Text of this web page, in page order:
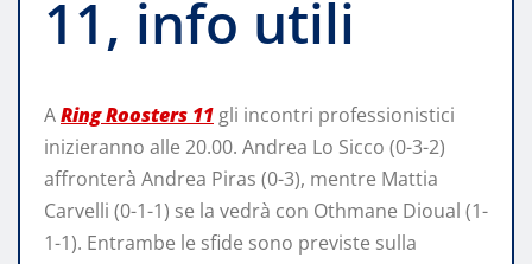
11, info utili
ARing Roosters 11 gli incontri professionistici
inizieranno alle 20.00. Andrea Lo Sicco (0-3-2)
affronterà Andrea Piras (0-3), mentre Mattia
Carvelli (0-1-1) se la vedrà con Othmane Dioual (1-
1-1). Entrambe le sfide sono previste sulla